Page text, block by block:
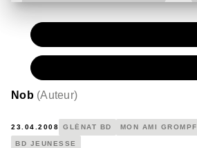
Nob (Auteur)
23.04.2008 GLÉNAT BD MON AMI GROMPF
BD JEUNESSE